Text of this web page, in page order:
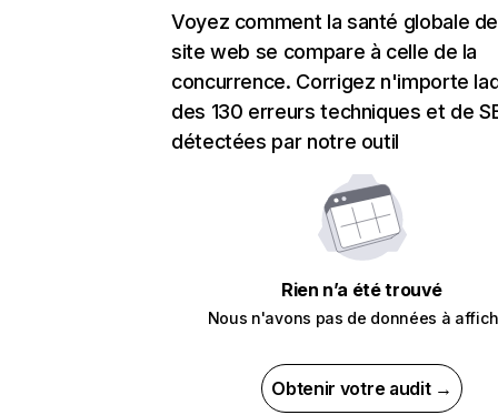
Voyez comment la santé globale
site web se compare à celle de la
concurrence. Corrigez n'importe
des 130 erreurs techniques et de
détectées par notre outil
Rien n’a été trouvé
Nous n'avons pas de données à
Obtenir votre audit →